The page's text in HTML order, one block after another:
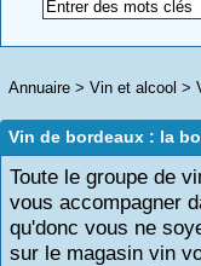
Annuaire > Vin et alcool >
Vin de bordeaux : la
Toute le groupe de
vous accompagner
qu'donc vous ne
sur le magasin vin